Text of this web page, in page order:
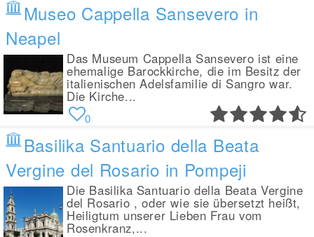
Museo Cappella Sansevero in
Neapel
Das Museum Cappella Sansevero ist eine
ehemalige Barockkirche, die im Besitz der
italienischen Adelsfamilie di Sangro war.
Die Kirche...
0
Basilika Santuario della Beata
Vergine del Rosario in Pompeji
Die Basilika Santuario della Beata Vergine
del Rosario , oder wie sie übersetzt heißt,
Heiligtum unserer Lieben Frau vom
Rosenkranz,...